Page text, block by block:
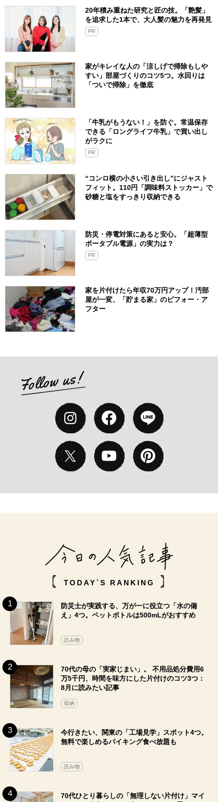
20年積み重ねた研究と匠の技。「艶髪」
を追求した1本で、大人髪の魅力を再発見
PR
家がキレイな人の「涼しげで掃除もしや
すい」部屋づくりのコツ5つ。水回りは
「ついで掃除」を徹底
「牛乳がもうない！」を防ぐ。常温保存
できる「ロングライフ牛乳」で買い出し
がラクに
PR
“コンロ横の小さい引き出し”にジャスト
フィット。110円「調味料ストッカー」で
砂糖と塩をすっきり収納できる
防災・停電対策にあると安心。「超薄型
ポータブル電源」の実力は？​
PR
家を片付けたら年収70万円アップ！汚部
屋が一変、「貯まる家」のビフォー・ア
フター
TODAY`S RANKING
防災士が実践する、万が一に役立つ「水の備
え」4つ。ペットボトルは500mLがおすすめ
読み物
70代の母の「実家じまい」。 不用品処分費用6
万5千円、時間を味方にした片付けのコツ3つ：
8月に読みたい記事
収納
今行きたい、関東の「工場見学」スポット4つ。
無料で楽しめるバイキング食べ放題も
読み物
70代ひとり暮らしの「無理しない片付け」マイ